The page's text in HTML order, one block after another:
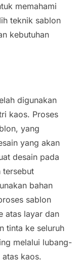
memahami
teknik sablon
kebutuhan
digunakan
kaos. Proses
yang
yang akan
desain pada
tersebut
bahan
sablon
atas layar dan
tinta ke seluruh
melalui lubang-
kaos.